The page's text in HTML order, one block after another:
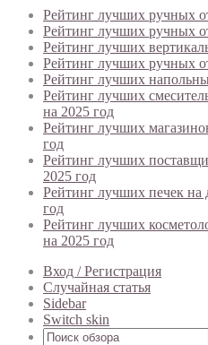
Рейтинг лучших ручных
Рейтинг лучших ручных
Рейтинг лучших
Рейтинг лучших ручных
Рейтинг лучших
Рейтинг лучших
на 2025 год
Рейтинг лучших
год
Рейтинг лучших
2025 год
Рейтинг лучших печек на
год
Рейтинг лучших
на 2025 год
Вход / Регистрация
Случайная статья
Sidebar
Switch skin